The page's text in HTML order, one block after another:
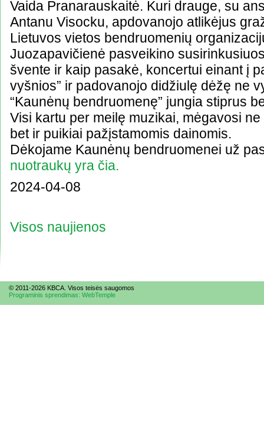
Vaida Pranarauskaitė. Kuri drauge, su
Antanu Visocku, apdovanojo atlikėjus
Lietuvos vietos bendruomenių
Juozapavičienė pasveikino
švente ir kaip pasakė, koncertui einant į
vyšnios” ir padovanojo didžiulę dėžę ne
“Kaunėnų bendruomenę” jungia stiprus
Visi kartu per meilę muzikai, mėgavosi
bet ir puikiai pažįstamomis dainomis.
Dėkojame Kaunėnų bendruomenei už
nuotraukų yra čia.
2024-04-08
Visos naujienos
© 2011-2026 KBCA. Visos teisės saugomos
Programinis sprendimas: WebTemple